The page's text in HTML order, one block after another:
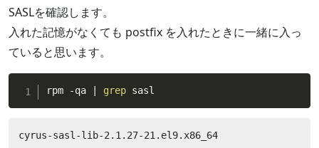
SASLを確認します。
入れた記憶がなくても postfix を入れたときに一緒に入っ
ていると思います。
rpm -qa grep sasl
cyrus-sasl-lib-2.1.27-21.el9.x86_64